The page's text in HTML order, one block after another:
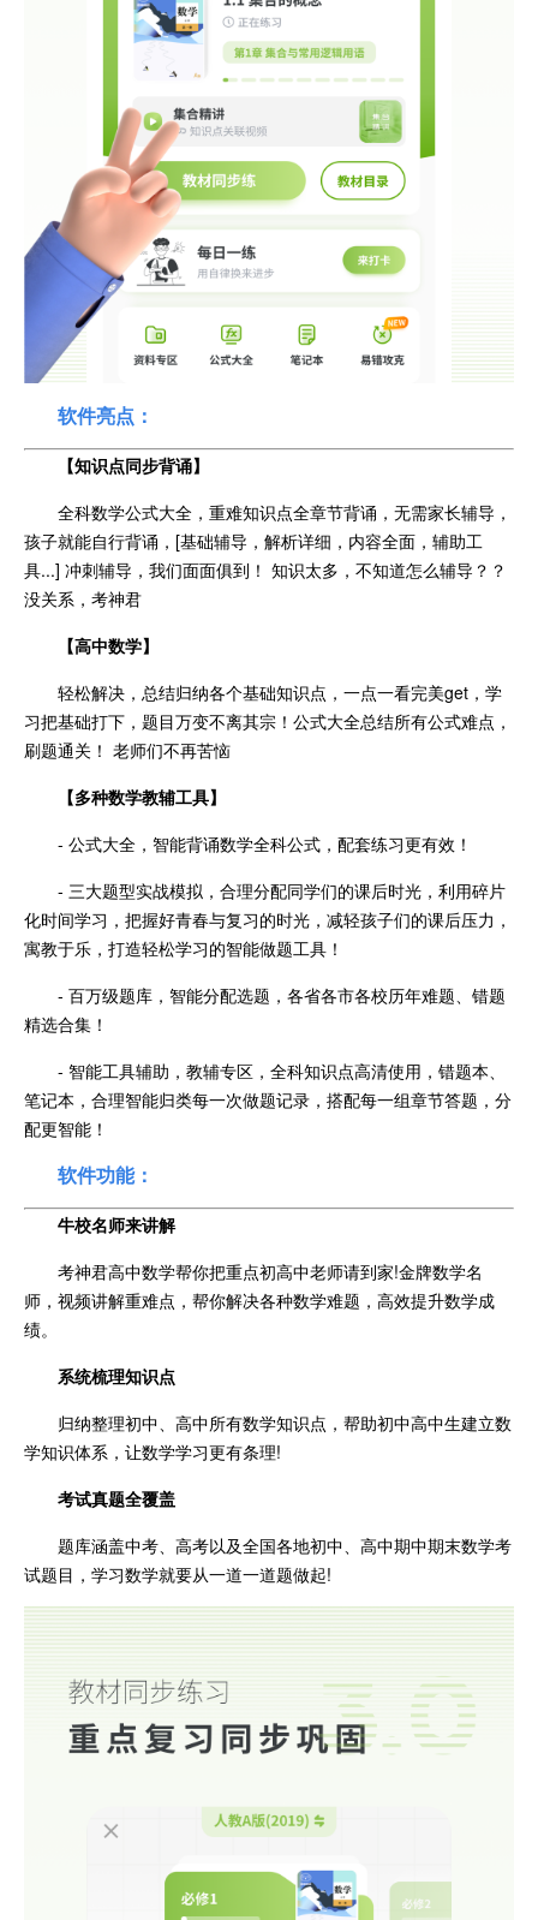
软件亮点：
【知识点同步背诵】
全科数学公式大全，重难知识点全章节背诵，无需家长辅导，
孩子就能自行背诵，[基础辅导，解析详细，内容全面，辅助工
具...] 冲刺辅导，我们面面俱到！ 知识太多，不知道怎么辅导？？
没关系，考神君
【高中数学】
轻松解决，总结归纳各个基础知识点，一点一看完美get，学
习把基础打下，题目万变不离其宗！公式大全总结所有公式难点，
刷题通关！ 老师们不再苦恼
【多种数学教辅工具】
- 公式大全，智能背诵数学全科公式，配套练习更有效！
- 三大题型实战模拟，合理分配同学们的课后时光，利用碎片
化时间学习，把握好青春与复习的时光，减轻孩子们的课后压力，
寓教于乐，打造轻松学习的智能做题工具！
- 百万级题库，智能分配选题，各省各市各校历年难题、错题
精选合集！
- 智能工具辅助，教辅专区，全科知识点高清使用，错题本、
笔记本，合理智能归类每一次做题记录，搭配每一组章节答题，分
配更智能！
软件功能：
牛校名师来讲解
考神君高中数学帮你把重点初高中老师请到家!金牌数学名
师，视频讲解重难点，帮你解决各种数学难题，高效提升数学成
绩。
系统梳理知识点
归纳整理初中、高中所有数学知识点，帮助初中高中生建立数
学知识体系，让数学学习更有条理!
考试真题全覆盖
题库涵盖中考、高考以及全国各地初中、高中期中期末数学考
试题目，学习数学就要从一道一道题做起!